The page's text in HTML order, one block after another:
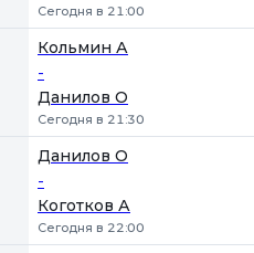
Сегодня в 21:00
Кольмин А
-
Данилов О
Сегодня в 21:30
Данилов О
-
Коготков А
Сегодня в 22:00